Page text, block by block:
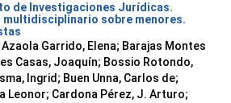
de Investigaciones Jurídicas.
multidisciplinario sobre menores.
Garrido, Elena; Barajas Montes
Casas, Joaquín; Bossio Rotondo,
Ingrid; Buen Unna, Carlos de;
Leonor; Cardona Pérez, J. Arturo;